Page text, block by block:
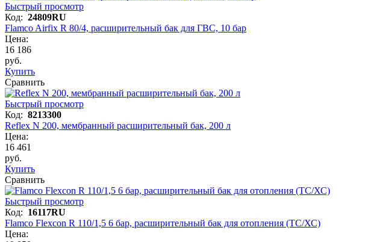
Быстрый просмотр
Код: 24809RU
Flamco Airfix R 80/4, расширительный бак для ГВС, 10 бар
Цена:
16 186
руб.
Купить
Сравнить
Быстрый просмотр
Код: 8213300
Reflex N 200, мембранный расширительный бак, 200 л
Цена:
16 461
руб.
Купить
Сравнить
Быстрый просмотр
Код: 16117RU
Flamco Flexcon R 110/1,5 6 бар, расширительный бак для отопления (ТС/ХС)
Цена: